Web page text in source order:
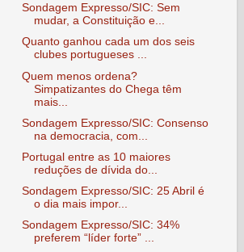
Sondagem Expresso/SIC: Sem
mudar, a Constituição e...
Quanto ganhou cada um dos seis
clubes portugueses ...
Quem menos ordena?
Simpatizantes do Chega têm
mais...
Sondagem Expresso/SIC: Consenso
na democracia, com...
Portugal entre as 10 maiores
reduções de dívida do...
Sondagem Expresso/SIC: 25 Abril é
o dia mais impor...
Sondagem Expresso/SIC: 34%
preferem “líder forte” ...